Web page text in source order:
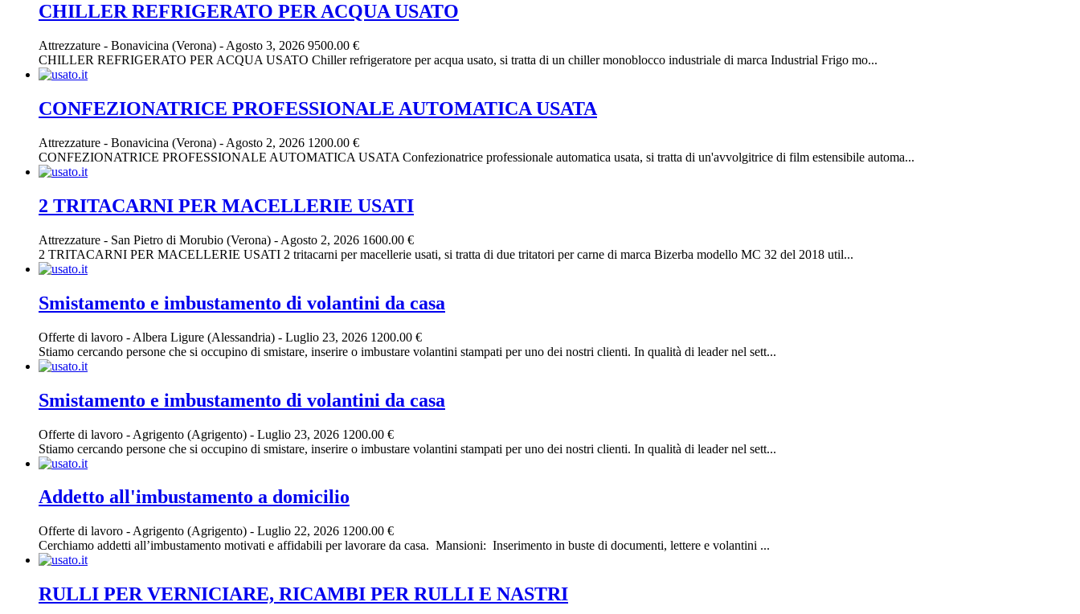
CHILLER REFRIGERATO PER ACQUA USATO
Attrezzature - Bonavicina (Verona) - Agosto 3, 2026 9500.00 €
CHILLER REFRIGERATO PER ACQUA USATO Chiller refrigeratore per acqua usato, si tratta di un chiller monoblocco industriale di marca Industrial Frigo mo...
CONFEZIONATRICE PROFESSIONALE AUTOMATICA USATA
Attrezzature - Bonavicina (Verona) - Agosto 2, 2026 1200.00 €
CONFEZIONATRICE PROFESSIONALE AUTOMATICA USATA Confezionatrice professionale automatica usata, si tratta di un'avvolgitrice di film estensibile automa...
2 TRITACARNI PER MACELLERIE USATI
Attrezzature - San Pietro di Morubio (Verona) - Agosto 2, 2026 1600.00 €
2 TRITACARNI PER MACELLERIE USATI 2 tritacarni per macellerie usati, si tratta di due tritatori per carne di marca Bizerba modello MC 32 del 2018 util...
Smistamento e imbustamento di volantini da casa
Offerte di lavoro - Albera Ligure (Alessandria) - Luglio 23, 2026 1200.00 €
Stiamo cercando persone che si occupino di smistare, inserire o imbustare volantini stampati per uno dei nostri clienti. In qualità di leader nel sett...
Smistamento e imbustamento di volantini da casa
Offerte di lavoro - Agrigento (Agrigento) - Luglio 23, 2026 1200.00 €
Stiamo cercando persone che si occupino di smistare, inserire o imbustare volantini stampati per uno dei nostri clienti. In qualità di leader nel sett...
Addetto all'imbustamento a domicilio
Offerte di lavoro - Agrigento (Agrigento) - Luglio 22, 2026 1200.00 €
Cerchiamo addetti all’imbustamento motivati e affidabili per lavorare da casa. ‎ ‎Mansioni: ‎ ‎Inserimento in buste di documenti, lettere e volantini ...
RULLI PER VERNICIARE, RICAMBI PER RULLI E NASTRI